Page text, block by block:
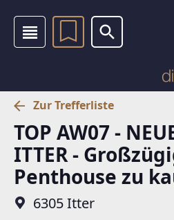
Zur Trefferliste
TOP AW07 -
ITTER -
Penthouse zu
6305 Itter